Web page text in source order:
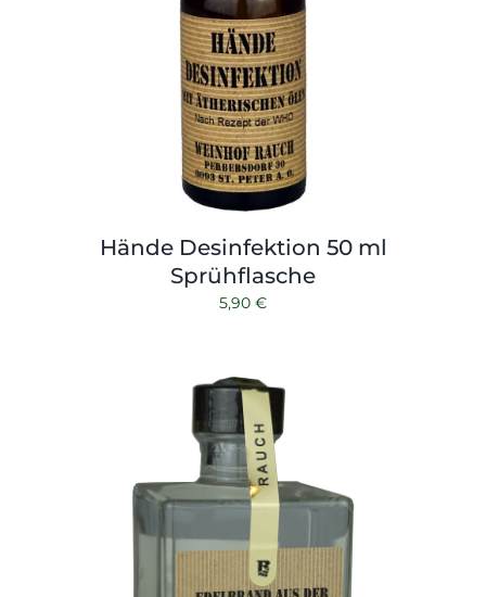
Hände Desinfektion 50 ml
Sprühflasche
5,90 €